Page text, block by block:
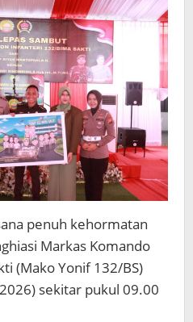
Sinergi
Tni-
polri"
penuh kehormatan
Markas Komando
(Mako Yonif 132/BS)
sekitar pukul 09.00